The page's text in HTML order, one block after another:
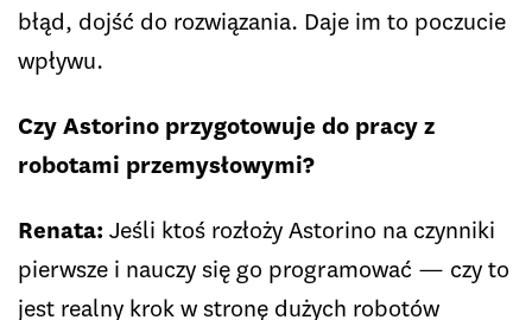
błąd, dojść do rozwiązania. Daje im to poczucie
wpływu.
Czy Astorino przygotowuje do pracy z
robotami przemysłowymi?
Renata: Jeśli ktoś rozłoży Astorino na czynniki
pierwsze i nauczy się go programować — czy to
jest realny krok w stronę dużych robotów